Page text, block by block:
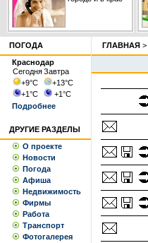
ПОГОДА
Краснодар
СегодняЗавтра
+9°С +13°С
+1°С +1°С
Подробнее
ДРУГИЕ РАЗДЕЛЫ
О проекте
Новости
Погода
Афиша
Недвижимость
Фирмы
Работа
Транспорт
Фотогалерея
ГЛАВНАЯ >